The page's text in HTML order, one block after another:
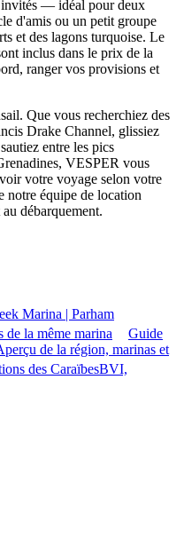
invités — idéal pour deux
d'amis ou un petit groupe
et des lagons turquoise. Le
inclus dans le prix de la
ranger vos provisions et
Que vous recherchiez des
Drake Channel, glissiez
entre les pics
VESPER vous
votre voyage selon votre
notre équipe de location
débarquement.
Marina | Parham
de la même marina
Guide
de la région, marinas et
des CaraïbesBVI,